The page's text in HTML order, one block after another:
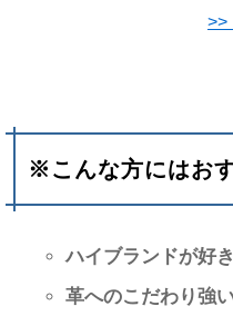
>>
※こんな方にはお
ハイブランドが好き
革へのこだわり強